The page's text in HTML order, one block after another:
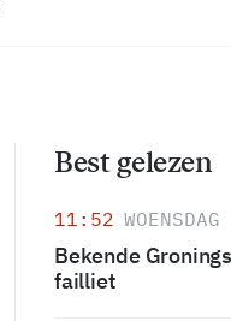
Best gelezen
11:52 WOENSDAG
Bekende
failliet